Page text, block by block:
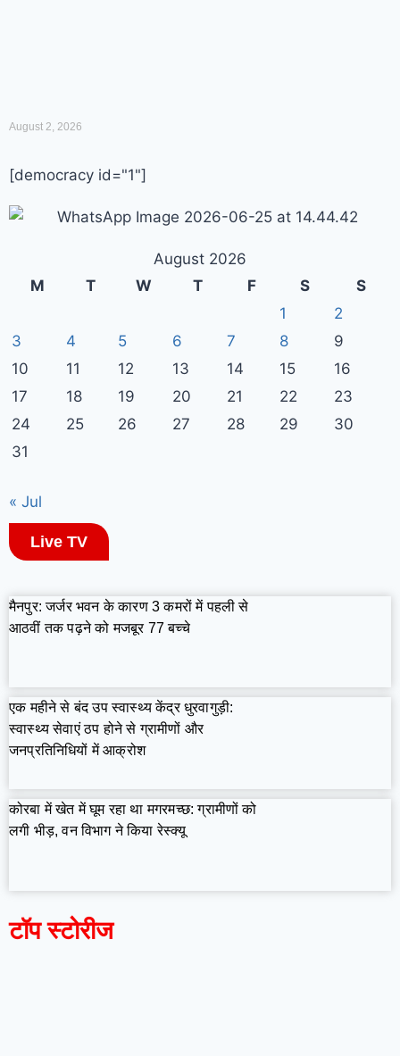
August 2, 2026
[democracy id="1"]
August 2026
M
T W T F S
S
1
2
3
4 5 6 7 8
9
10
11 12 13 14 15
16
17
18 19 20 21 22
23
24
25 26 27 28 29
30
31
« Jul
Live TV
मैनपुर: जर्जर भवन के कारण 3 कमरों में पहली से
आठवीं तक पढ़ने को मजबूर 77 बच्चे
एक महीने से बंद उप स्वास्थ्य केंद्र धुरवागुड़ी:
स्वास्थ्य सेवाएं ठप होने से ग्रामीणों और
जनप्रतिनिधियों में आक्रोश
कोरबा में खेत में घूम रहा था मगरमच्छ: ग्रामीणों को
लगी भीड़, वन विभाग ने किया रेस्क्यू
टॉप स्टोरीज